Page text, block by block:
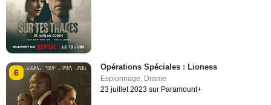
6
Opérations Spéciales : Lioness
Espionnage, Drame
23 juillet 2023 sur Paramount+